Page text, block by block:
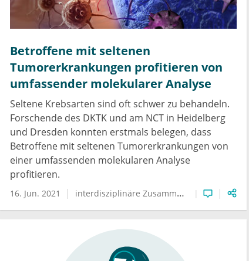
Betroffene mit seltenen
Tumorerkrankungen profitieren von
umfassender molekularer Analyse
Seltene Krebsarten sind oft schwer zu behandeln.
Forschende des DKTK und am NCT in Heidelberg
und Dresden konnten erstmals belegen, dass
Betroffene mit seltenen Tumorerkrankungen von
einer umfassenden molekularen Analyse
profitieren.
16. Jun. 2021 interdisziplinäre Zusammenarbeit